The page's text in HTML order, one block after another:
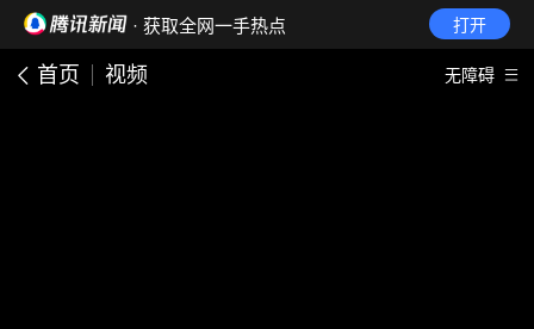
· 获取全网一手热点 打开
首页 视频 无障碍